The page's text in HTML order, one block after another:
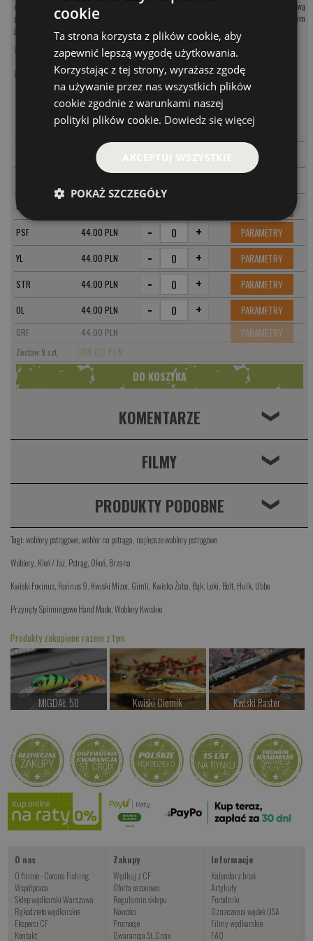
utrzymując się na odpowiedniej głębokości, wabi swoim naturalnym wyglądem oraz wyjątkową
pracą. Tylko łowca największych pstrągów potrafi stworzyć wzór do naśladowania.
Przeczytaj o tym
jak łowi Gobio.
Wobler
lekko pływający. Głębokość schodzenia do 1,5 metra. Zbrojenie: kotwice JMC.
Przynęta na pstrąga
CENA
44.00 PLN - + PARAMETRY
44.00 PLN - + PARAMETRY
GLD
PSF 44.00 PLN - + PARAMETRY
YL 44.00 PLN - + PARAMETRY
STR 44.00 PLN - + PARAMETRY
OL 44.00 PLN - + PARAMETRY
ORF 44.00 PLN PARAMETRY
Zestaw 9 szt. 384.00 PLN
KOMENTARZE ❮
FILMY ❮
PRODUKTY PODOBNE ❮
Tagi:woblery pstrągowe ,wobler na pstrąga najlepsze woblery pstrągowe
Woblery Kleń / Jaź Pstrąg, Okoń Brzana
Kwiski Foxinus Foxinus 9 Kwiski Mizer, Gimli Kwiska Żaba Bąk Loki Bolt Hulk Ubbe
Przynęty Spinningowe Hand Made ,Woblery Kwiskie
Produkty zakupione razem z tym
MIGDAŁ 50
Kup teraz >
Kwiski Ciernik
Kup teraz >
Kwiski Raster
Kup teraz >
Kwiski Foxinus
od 47.00 PLN
Kup teraz >
O nas
O firmie - Corona Fishing
Współpraca
Sklep wędkarski Warszawa
Rękodzieło wędkarskie
Eksperci CF
Kontakt
Zakupy
Wędkuj z CF
Oferta sezonowa
Regulamin sklepu
Nowości
Promocje
Gwarancja St. Croix
Informacje
Kalendarz brań
Artykuły
Poradniki
Oznaczenia wędek USA
Filmy wędkarskie
FAQ
cookie
Ta strona korzysta z plików cookie, aby
zapewnić lepszą wygodę użytkowania.
Korzystając z tej strony, wyrażasz zgodę
na używanie przez nas wszystkich plików
cookie zgodnie z warunkami naszej
polityki plików cookie. Dowiedz się więcej
AKCEPTUJ WSZYSTKIE
POKAŻ SZCZEGÓŁY